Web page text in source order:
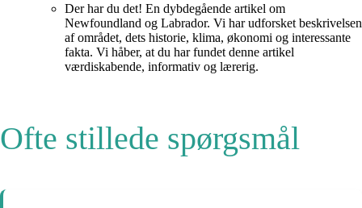
Der har du det! En dybdegående artikel om
Newfoundland og Labrador. Vi har udforsket beskrivelsen
af området, dets historie, klima, økonomi og interessante
fakta. Vi håber, at du har fundet denne artikel
værdiskabende, informativ og lærerig.
Ofte stillede spørgsmål